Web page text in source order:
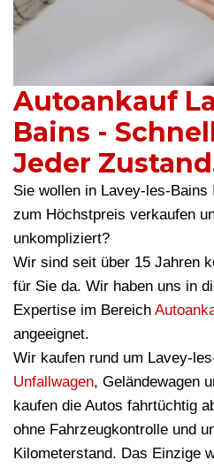
Autoankauf
Bains -
Jeder
Sie wollen in Lavey-les-Bains
zum Höchstpreis verkaufen
unkompliziert?
Wir sind seit über 15 Jahren
für Sie da. Wir haben uns in
Expertise im Bereich
angeeignet.
Wir kaufen rund um Lavey-
Unfallwagen, Geländewagen
kaufen die Autos fahrtüchtig
ohne Fahrzeugkontrolle und
Kilometerstand. Das Einzige